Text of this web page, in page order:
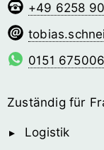
+49 6258
0151
Zuständig für
Logistik